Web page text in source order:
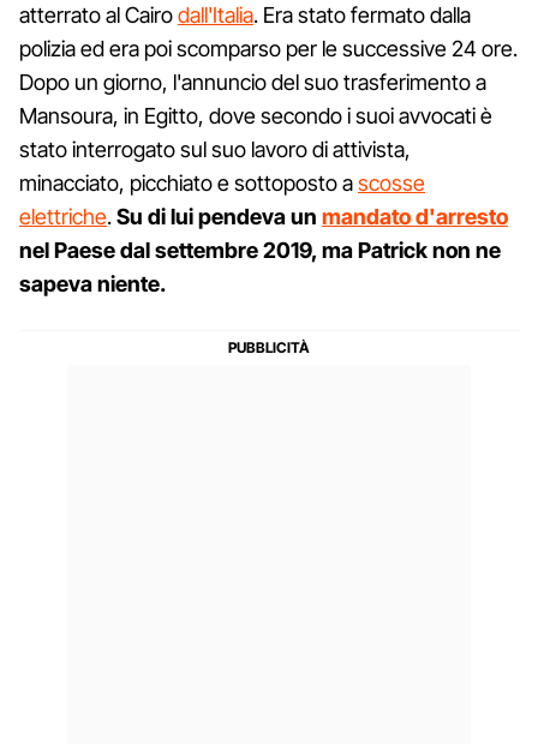
atterrato al Cairodall'Italia. Era stato fermato dalla
polizia ed era poi scomparso per le successive 24 ore.
Dopo un giorno, l'annuncio del suo trasferimento a
Mansoura, in Egitto, dove secondo i suoi avvocati è
stato interrogato sul suo lavoro di attivista,
minacciato, picchiato e sottoposto ascosse
elettriche.Su di lui pendeva un mandato d'arresto
nel Paese dal settembre 2019, ma Patrick non ne
sapeva niente.